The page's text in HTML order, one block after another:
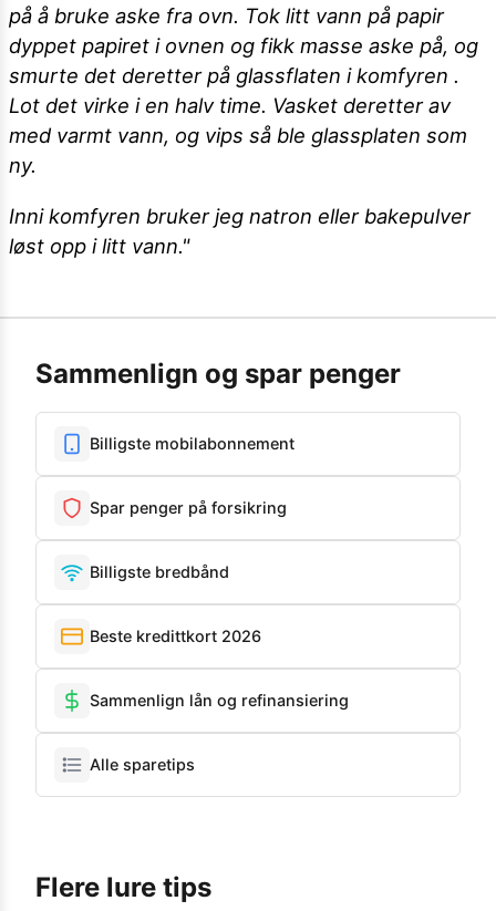
på å bruke aske fra ovn. Tok litt vann på papir
dyppet papiret i ovnen og fikk masse aske på, og
smurte det deretter på glassflaten i komfyren .
Lot det virke i en halv time. Vasket deretter av
med varmt vann, og vips så ble glassplaten som
ny.
Inni komfyren bruker jeg natron eller bakepulver
løst opp i litt vann."
Sammenlign og spar penger
Billigste mobilabonnement
Spar penger på forsikring
Billigste bredbånd
Beste kredittkort 2026
Sammenlign lån og refinansiering
Alle sparetips
Flere lure tips